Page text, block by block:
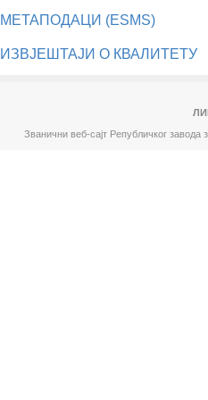
МЕТАПОДАЦИ (ESMS)
ИЗВЈЕШТАЈИ О КВАЛИТЕТУ
Званични веб-сајт Републичког